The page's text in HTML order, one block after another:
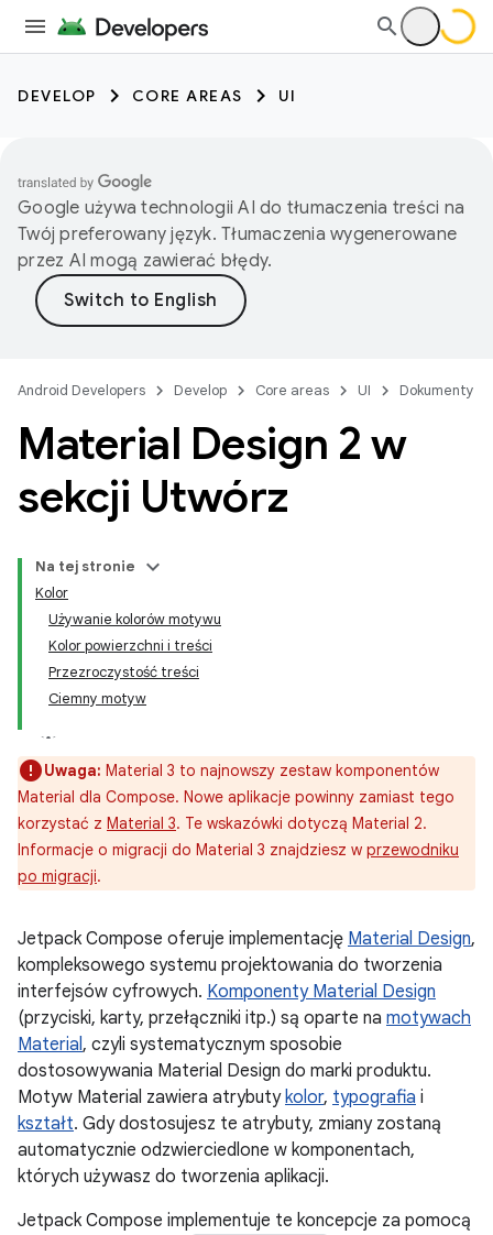
DEVELOP CORE AREAS UI
Google używa technologii AI do tłumaczenia treści na
Twój preferowany język. Tłumaczenia wygenerowane
przez AI mogą zawierać błędy.
Android Developers Develop Core areas UI Dokumenty
Material Design 2 w
sekcji Utwórz
Na tej stronie
Kolor
Używanie kolorów motywu
Kolor powierzchni i treści
Przezroczystość treści
Ciemny motyw
Uwaga: Material 3 to najnowszy zestaw komponentów
Material dla Compose. Nowe aplikacje powinny zamiast tego
korzystać z Material 3. Te wskazówki dotyczą Material 2.
Informacje o migracji do Material 3 znajdziesz w przewodniku
po migracji.
Jetpack Compose oferuje implementację Material Design,
kompleksowego systemu projektowania do tworzenia
interfejsów cyfrowych. Komponenty Material Design
(przyciski, karty, przełączniki itp.) są oparte na motywach
Material, czyli systematycznym sposobie
dostosowywania Material Design do marki produktu.
Motyw Material zawiera atrybutykolor, typografia i
kształt. Gdy dostosujesz te atrybuty, zmiany zostaną
automatycznie odzwierciedlone w komponentach,
których używasz do tworzenia aplikacji.
Jetpack Compose implementuje te koncepcje za pomocą